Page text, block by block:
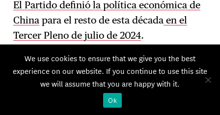
El Partido definió la política económica de
China para el resto de esta década en el
Tercer Pleno de julio de 2024.
Xi reafirmó entonces su compromiso con el
concepto de «desarrollo de alta calidad»,
que prioriza la orientación central, la
capacidad industrial, la autonomía
We use cookies to ensure that we give you the best
experience on our website. If you continue to use this site
we will assume that you are happy with it.
Ok